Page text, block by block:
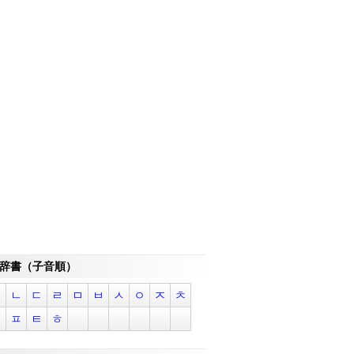
書（子音順）
ㄴ ㄷ ㄹ ㅁ ㅂ ㅅ ㅇ ㅈ
ㅊ
ㅍ ㅌ ㅎ